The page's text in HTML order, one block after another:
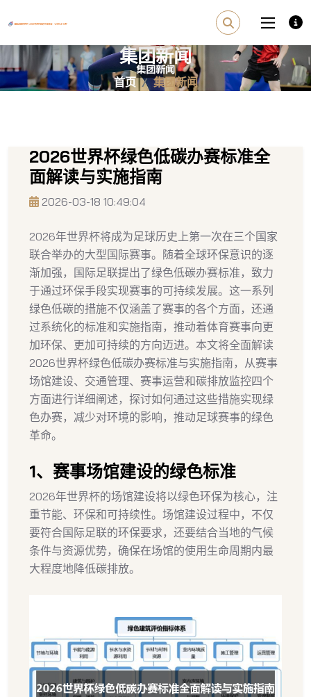
集团新闻
首页 集团新闻
2026世界杯绿色低碳办赛标准全
面解读与实施指南
2026-03-18 10:49:04
2026年世界杯将成为足球历史上第一次在三个国家
联合举办的大型国际赛事。随着全球环保意识的逐
渐加强，国际足联提出了绿色低碳办赛标准，致力
于通过环保手段实现赛事的可持续发展。这一系列
绿色低碳的措施不仅涵盖了赛事的各个方面，还通
过系统化的标准和实施指南，推动着体育赛事向更
加环保、更加可持续的方向迈进。本文将全面解读
2026世界杯绿色低碳办赛标准与实施指南，从赛事
场馆建设、交通管理、赛事运营和碳排放监控四个
方面进行详细阐述，探讨如何通过这些措施实现绿
色办赛，减少对环境的影响，推动足球赛事的绿色
革命。
1、赛事场馆建设的绿色标准
2026年世界杯的场馆建设将以绿色环保为核心，注
重节能、环保和可持续性。场馆建设过程中，不仅
要符合国际足联的环保要求，还要结合当地的气候
条件与资源优势，确保在场馆的使用生命周期内最
大程度地降低碳排放。